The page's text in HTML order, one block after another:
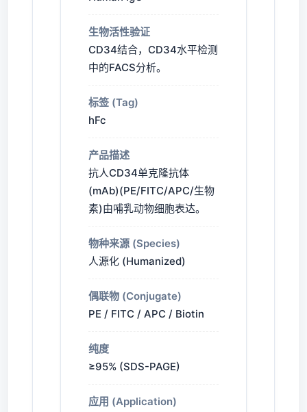
生物活性验证
CD34结合，CD34水平检测
中的FACS分析。
标签 (Tag)
hFc
产品描述
抗人CD34单克隆抗体
(mAb)(PE/FITC/APC/生物
素)由哺乳动物细胞表达。
物种来源 (Species)
人源化 (Humanized)
偶联物 (Conjugate)
PE / FITC / APC / Biotin
纯度
≥95% (SDS-PAGE)
应用 (Application)